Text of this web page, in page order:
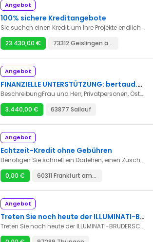
Angebot
100% sichere Kreditangebote
Sie suchen einen Kredit, um Ihre Projekte endlich zu realisieren? Wir bieten Kredite zu sehr niedrigen Zinssätzen von 2 % von 2000 € bis zu 50.000.000 € an. Wir vergeben Kredite für alle Länder der Welt. Nachfolgend finden Sie die Arten von Darlehen, die wir anbieten.*Privatdarlehen *Business-Darlehen *die Bürgschaft des Darlehens * unbesicherte Kredite *Business-Darlehen *Studiendarlehen *Hypothek *Konsolidierungsdarlehen *Arbeitsdarlehen *Zur Begleichung von Darlehensschulden *Investitionsdarlehen Wenn Sie sehr an unseren Dienstleistungen interessiert sind und ein Darlehen von uns benötigen, kontaktieren Sie uns bitte: bertaud.gilles1943@gmail.com
23.430,00 €
73312 Geislingen an der Steige Aufhausen
Angebot
FINANZIELLE UNTERSTÜTZUNG: bertaud.gilles1943@gmail.com
BeschreibungFrau und Herr, Privatpersonen, Österreich, Deutsch, die Schweiz benötigten Sie Darlehen zwischen Privatpersonen, um die finanziellen Schwierigkeiten zu bewältigen, um schließlich aus der Sackgasse herauszukommen, die die Banken verursachen durch die Ablehnung Ihrer Akten der Mittelanforderung wir sind eine Gruppe finanzieller Maßnahmenexperten, Ihnen ein Darlehen zum Betrag zu machen, den Sie und mit Bedingungen benötigen, die Ihnen das Leben vereinfachen werden. Wir machen gehende Darlehen von 1 Monat zu 360 Monaten und wir leihen von 3000 € an 2.000.000 €. Unser Zinssatz beträgt 2% das Jahr, hier die Gebiete, auf denen wir Ihnen helfen können: * Finanzier * Immobiliardarlehen * Darlehen zur Investition * Autodarlehen * Konsolidierungsschuld * Kreditaufkauf * Persönliches Darlehen *Vous katalogisiert werden *interdits Bank- und Sie haben die Gunst der Banken nicht, oder besser haben Sie ein Projekt, und Bedürfnis der Finanzierung nehmen mit uns Kontakt auf, und wir werden Ihnen helfen. E-Mail: bertaud.gilles1943@gmail.com
3.440,00 €
63877 Sailauf
Angebot
Echtzeit-Kredit ohne Gebühren
Benötigen Sie schnell ein Darlehen, einen Zuschuss oder eine Unternehmensfinanzierung? Dann sind Sie bei uns genau richtig. Beantragen Sie einfach und schnell einen kurzfristigen oder langfristigen Kredit per E-Mail an augustinguzman72@gmail.com
0,00 €
60311 Frankfurt am Main
Angebot
Treten Sie noch heute der ILLUMINATI-BRUDERSCHAFT bei und werden Sie innerhalb von 24 Stunden reich und berühmt!
Treten Sie noch heute der ILLUMINATI-BRUDERSCHAFT bei und werden Sie innerhalb von 24 Stunden reich und berühmt! Die Illuminati-Bruderschaft bietet Ihnen Reichtum, Macht und Ruhm. Sie können alle Ihre Träume wahr werden lassen, indem Sie noch heute Mitglied werden. Hinweis: Die Illuminaten akzeptieren keine Menschenopfer und keine Weitergabe von menschlichem Blut. Wenn Sie wirklich interessiert sind, kontaktieren Sie uns noch heute über NEUE MITGLIEDER GEWÄHRT DIE FOLGENDEN VORTEILE *Eine Geldprämie von 50.000.000,00 €. * Ein neues Auto im Wert von 400.000 €. * Ein Traumhaus im Land Ihrer Wahl gekauft. * Monatliche Zahlung von 350.000 € auf Ihr Bankkonto jeden Monat als Mitglied. Wenn Sie wirklich interessiert sind, kontaktieren Sie uns noch heute per E-Mail: iiluminati323membres12@gmail.com